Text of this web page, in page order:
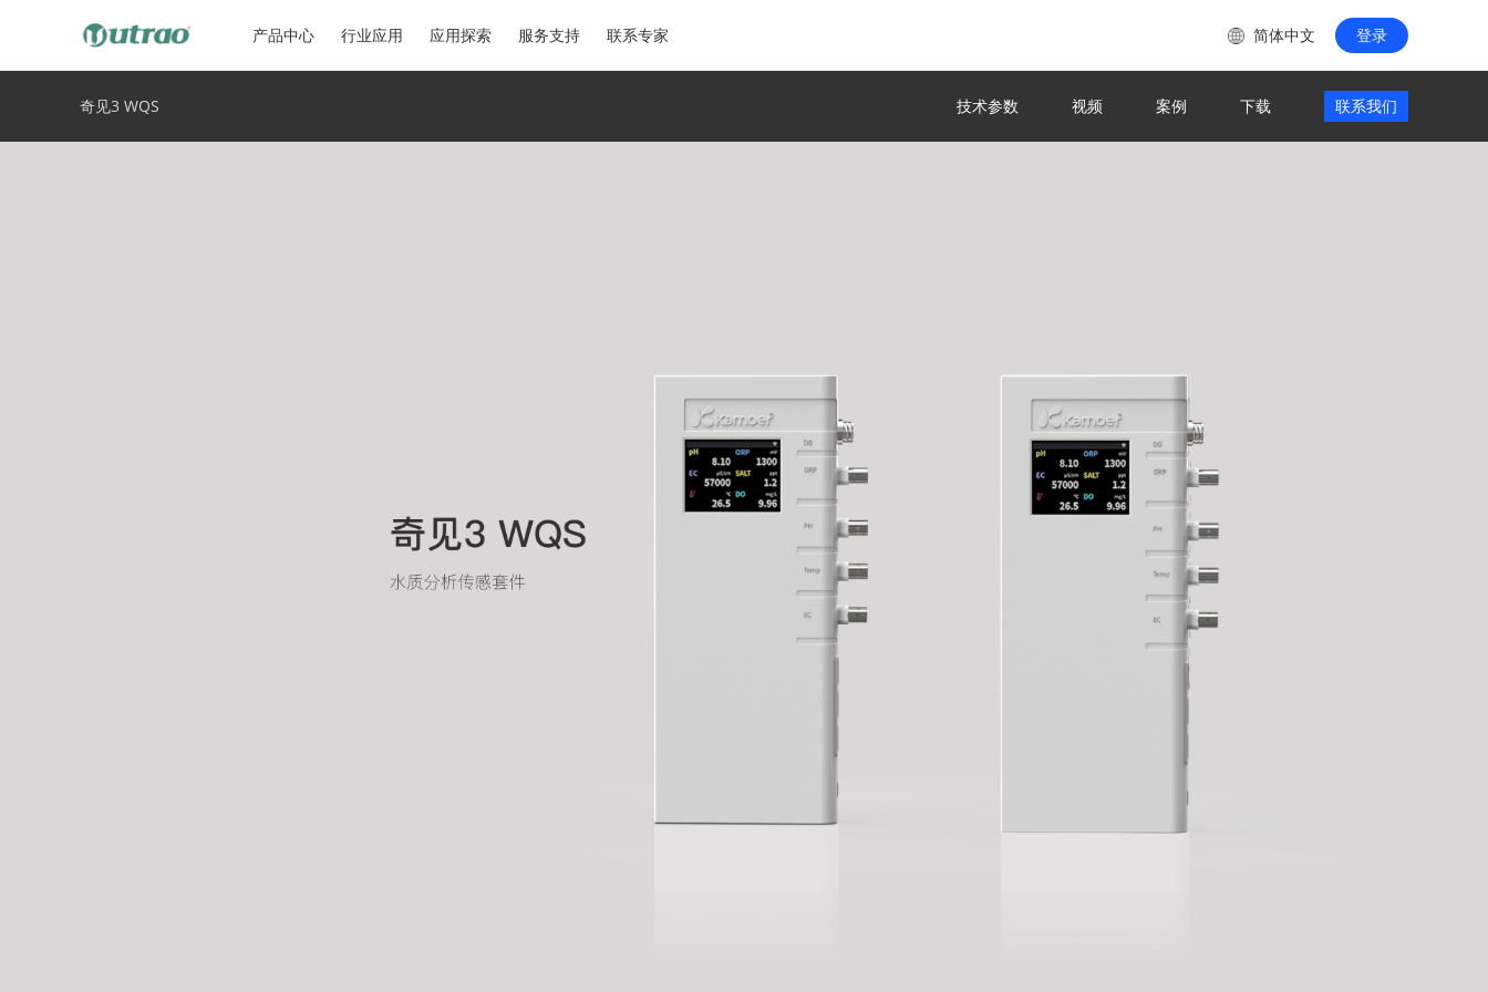
产品中心 行业应用 应用探索 服务支持 联系专家 简体中文 登录
奇见3 WQS 技术参数 视频 案例 下载 联系我们